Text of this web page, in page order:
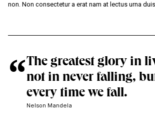
non. Non consectetur a erat nam at lectus urna
“The greatest glory in
not in never falling,
every time we fall.
Nelson Mandela